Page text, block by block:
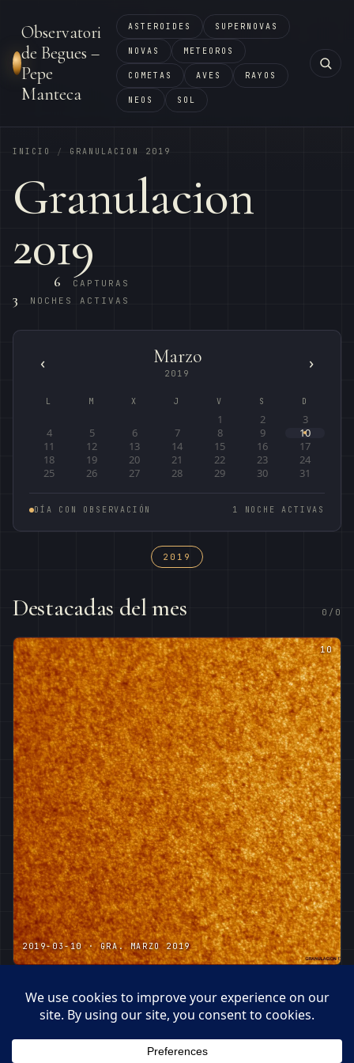
Observatori
de Begues –
Pepe
Manteca
ASTEROIDES SUPERNOVAS
NOVAS METEOROS
COMETAS AVES RAYOS
NEOS SOL
INICIO / GRANULACION 2019
Granulacion
2019
6 CAPTURAS
3 NOCHES ACTIVAS
‹ Marzo
2019
›
L M X J V S D
1 2
3
4
5 6 7 8 9
10
11
12 13 14 15 16
17
18
19 20 21 22 23
24
25
26 27 28 29 30 31
DÍA CON OBSERVACIÓN 1 NOCHE ACTIVAS
2019
Destacadas del mes 0/0
10
2019-03-10 · GRA. MARZO 2019